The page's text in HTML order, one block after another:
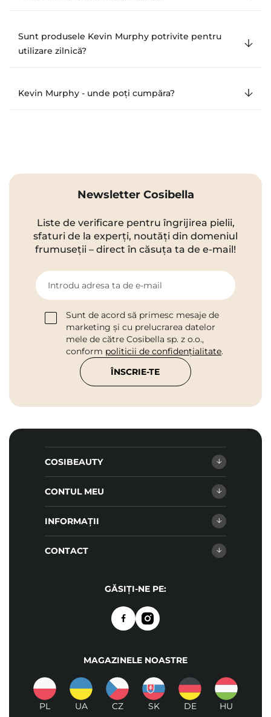
Sunt produsele Kevin Murphy potrivite pentru
utilizare zilnică?
Kevin Murphy - unde poți cumpăra?
Newsletter Cosibella
Liste de verificare pentru îngrijirea pielii,
sfaturi de la experți, noutăți din domeniul
frumuseții – direct în căsuța ta de e-mail!
Introdu adresa ta de e-mail
Sunt de acord să primesc mesaje de
marketing și cu prelucrarea datelor
mele de către Cosibella sp. z o.o.,
conform politicii de confidențialitate.
ÎNSCRIE-TE
COSIBEAUTY
CONTUL MEU
INFORMAȚII
CONTACT
GĂSIȚI-NE PE:
MAGAZINELE NOASTRE
PL UA CZ SK DE HU